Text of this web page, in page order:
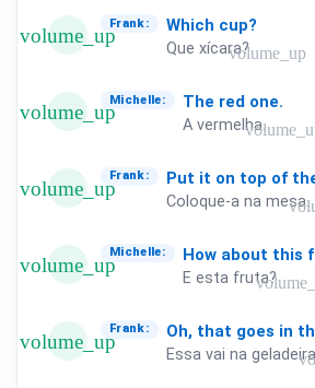
volume_up
Frank: Which cup?
Que xícara?volume_up
volume_up
Michelle: The red one.
A vermelha.
volume_up
Frank: Put it on top of
Coloque-a na mesa.
volume_up
Michelle: How about this
E esta fruta?
volume_up
Frank: Oh, that goes in
Essa vai na